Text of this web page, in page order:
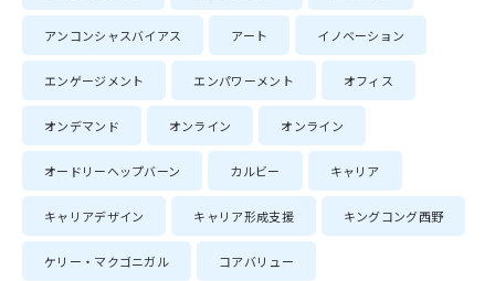
アンコンシャスバイアス アート イノベーション
エンゲージメント エンパワーメント オフィス
オンデマンド オンライン オンライン
オードリーヘップバーン カルビー キャリア
キャリアデザイン キャリア形成支援 キングコング西野
ケリー・マクゴニガル コアバリュー